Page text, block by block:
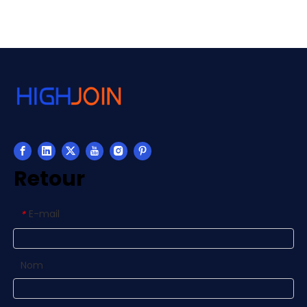
Retour
* E-mail
Nom